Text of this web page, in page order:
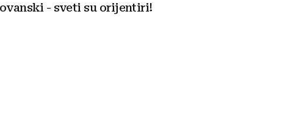
- sveti su orijentiri!